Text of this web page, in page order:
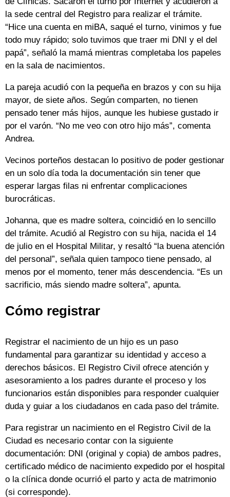
la sede central del Registro para realizar el trámite.
“Hice una cuenta en miBA, saqué el turno, vinimos y fue
todo muy rápido; solo tuvimos que traer mi DNI y el del
papá”, señaló la mamá mientras completaba los papeles
en la sala de nacimientos.
La pareja acudió con la pequeña en brazos y con su hija
mayor, de siete años. Según comparten, no tienen
pensado tener más hijos, aunque les hubiese gustado ir
por el varón. “No me veo con otro hijo más”, comenta
Andrea.
Vecinos porteños destacan lo positivo de poder gestionar
en un solo día toda la documentación sin tener que
esperar largas filas ni enfrentar complicaciones
burocráticas.
Johanna, que es madre soltera, coincidió en lo sencillo
del trámite. Acudió al Registro con su hija, nacida el 14
de julio en el Hospital Militar, y resaltó “la buena atención
del personal”, señala quien tampoco tiene pensado, al
menos por el momento, tener más descendencia. “Es un
sacrificio, más siendo madre soltera”, apunta.
Cómo registrar
Registrar el nacimiento de un hijo es un paso
fundamental para garantizar su identidad y acceso a
derechos básicos. El Registro Civil ofrece atención y
asesoramiento a los padres durante el proceso y los
funcionarios están disponibles para responder cualquier
duda y guiar a los ciudadanos en cada paso del trámite.
Para registrar un nacimiento en el Registro Civil de la
Ciudad es necesario contar con la siguiente
documentación: DNI (original y copia) de ambos padres,
certificado médico de nacimiento expedido por el hospital
o la clínica donde ocurrió el parto y acta de matrimonio
(si corresponde).